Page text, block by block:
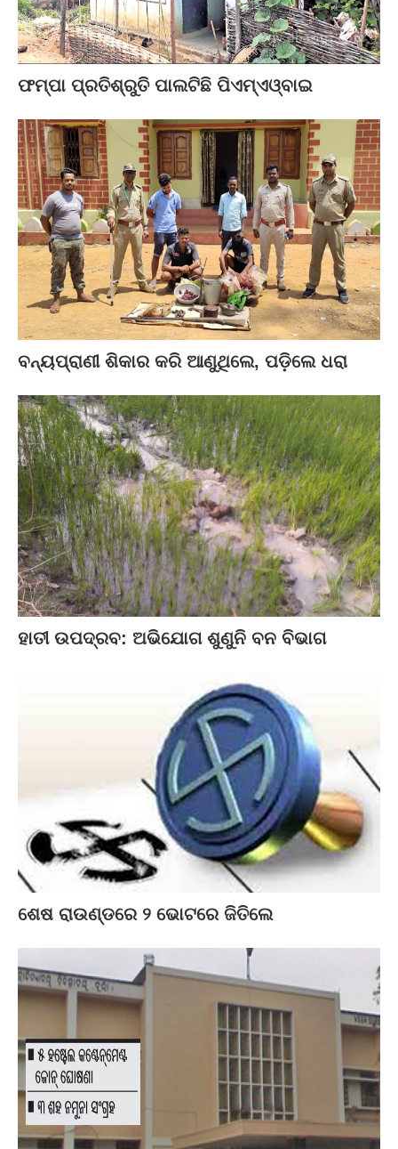
ଫମ୍ପା ପ୍ରତିଶ୍ରୁତି ପାଲଟିଛି ପିଏମ୍‌ଏଓ୍ବାଇ
ବନ୍ୟପ୍ରାଣୀ ଶିକାର କରି ଆଣୁଥିଲେ, ପଡ଼ିଲେ ଧରା
ହାତୀ ଉପଦ୍ରବ: ଅଭିଯୋଗ ଶୁଣୁନି ବନ ବିଭାଗ
ଶେଷ ରାଉଣ୍ଡରେ ୨ ଭୋଟରେ ଜିତିଲେ